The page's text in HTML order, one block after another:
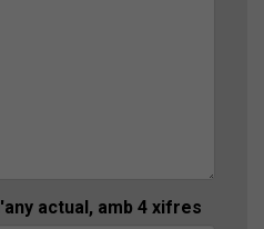
actual, amb 4 xifres